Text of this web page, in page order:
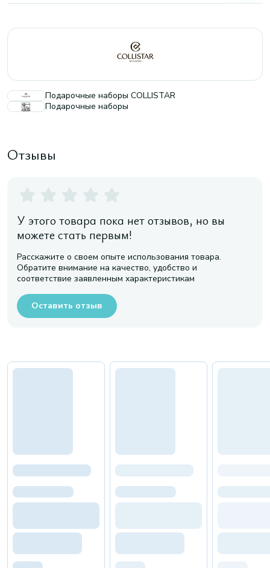
Подарочные наборы COLLISTAR
Подарочные наборы
Отзывы
У этого товара пока нет отзывов, но вы
можете стать первым!
Расскажите о своем опыте использования товара.
Обратите внимание на качество, удобство и
соответствие заявленным характеристикам
Оставить отзыв